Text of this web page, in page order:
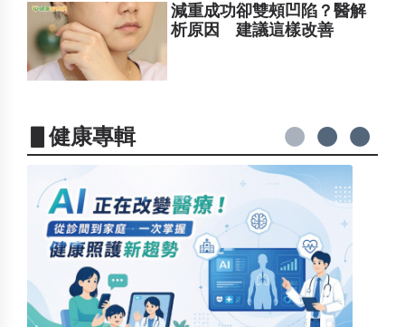
減重成功卻雙頰凹陷？醫解
析原因 建議這樣改善
▋健康專輯